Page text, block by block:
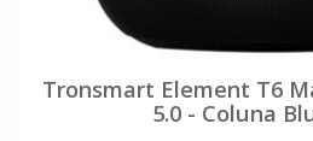
Tronsmart Element T6
5.0 - Coluna